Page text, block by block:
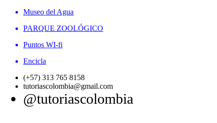
Museo del Agua
PARQUE ZOOLÓGICO
Puntos WI-fi
Encicla
(+57) 313 765 8158
tutoriascolombia@gmail.com
@tutoriascolombia